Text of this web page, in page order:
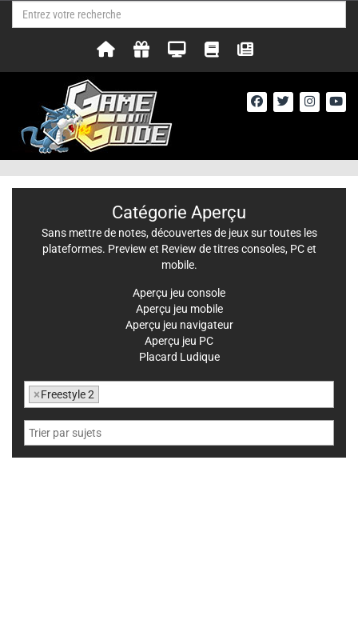
Catégorie Aperçu
Sans mettre de notes, découvertes de jeux sur toutes les
plateformes. Preview et Review de titres consoles, PC et
mobile.
Aperçu jeu console
Aperçu jeu mobile
Aperçu jeu navigateur
Aperçu jeu PC
Placard Ludique
×Freestyle 2